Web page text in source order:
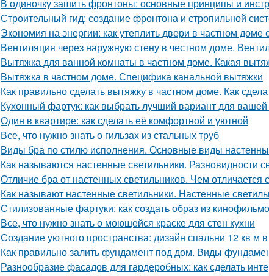
В одиночку зашить фронтоны: основные принципы и
Строительный гид: создание фронтона и стропильной
Экономия на энергии: как утеплить двери в частном доме
Вентиляция через наружную стену в честном доме.
Вытяжка для ванной комнаты в частном доме. Какая
Вытяжка в частном доме. Специфика канальной вытяжки
Как правильно сделать вытяжку в частном доме. Как
Кухонный фартук: как выбрать лучший вариант для вашей
Один в квартире: как сделать её комфортной и уютной
Все, что нужно знать о гильзах из стальных труб
Виды бра по стилю исполнения. Основные виды
Как называются настенные светильники. Разновидности
Отличие бра от настенных светильников. Чем отличается
Как называют настенные светильники. Настенные
Стилизованные фартуки: как создать образ из
Все, что нужно знать о моющейся краске для стен кухни
Создание уютного пространства: дизайн спальни 12 кв м
Как правильно залить фундамент под дом. Виды
Разнообразие фасадов для гардеробных: как сделать